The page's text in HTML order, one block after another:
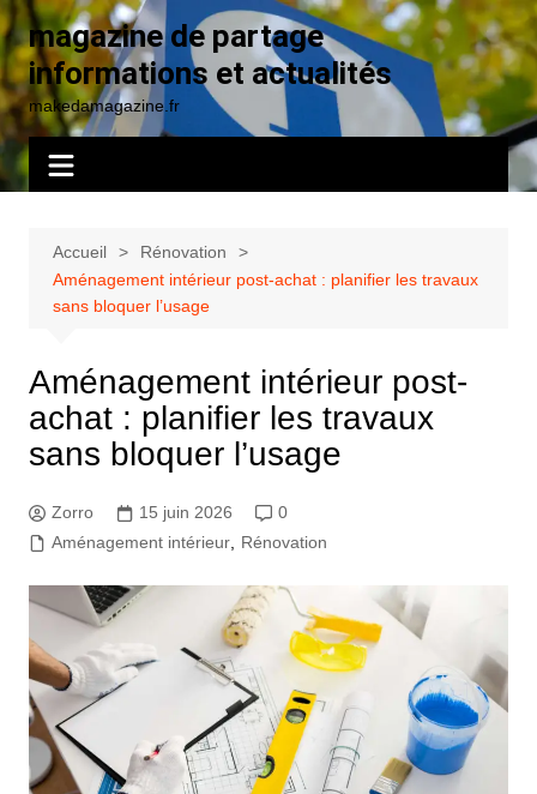
Aller
au
contenu
magazine de partage
informations et actualités
makedamagazine.fr
Accueil
Rénovation
Aménagement intérieur post-achat : planifier les travaux
sans bloquer l’usage
Aménagement intérieur post-
achat : planifier les travaux
sans bloquer l’usage
Zorro 15 juin 2026
0
Aménagement intérieur, Rénovation